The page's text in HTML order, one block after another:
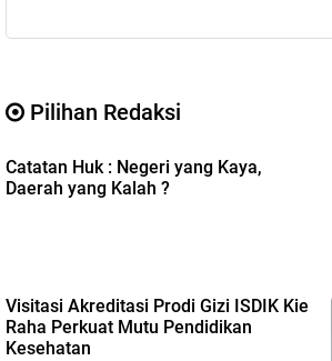
Pilihan Redaksi
Catatan Huk : Negeri yang Kaya,
Daerah yang Kalah ?
Visitasi Akreditasi Prodi Gizi ISDIK Kie
Raha Perkuat Mutu Pendidikan
Kesehatan